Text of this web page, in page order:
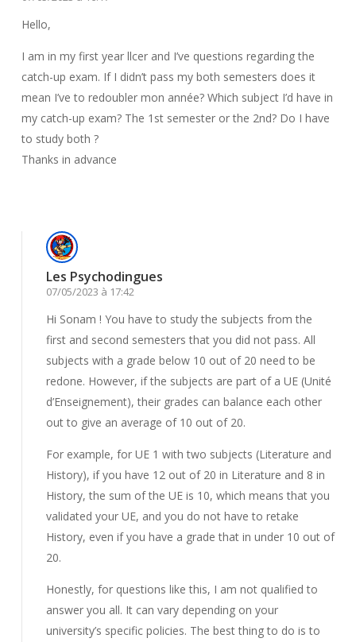
Hello,
I am in my first year llcer and I’ve questions regarding the
catch-up exam. If I didn’t pass my both semesters does it
mean I’ve to redoubler mon année? Which subject I’d have in
my catch-up exam? The 1st semester or the 2nd? Do I have
to study both ?
Thanks in advance
Les Psychodingues
07/05/2023 à 17:42
Hi Sonam ! You have to study the subjects from the
first and second semesters that you did not pass. All
subjects with a grade below 10 out of 20 need to be
redone. However, if the subjects are part of a UE (Unité
d’Enseignement), their grades can balance each other
out to give an average of 10 out of 20.
For example, for UE 1 with two subjects (Literature and
History), if you have 12 out of 20 in Literature and 8 in
History, the sum of the UE is 10, which means that you
validated your UE, and you do not have to retake
History, even if you have a grade that in under 10 out of
20.
Honestly, for questions like this, I am not qualified to
answer you all. It can vary depending on your
university’s specific policies. The best thing to do is to